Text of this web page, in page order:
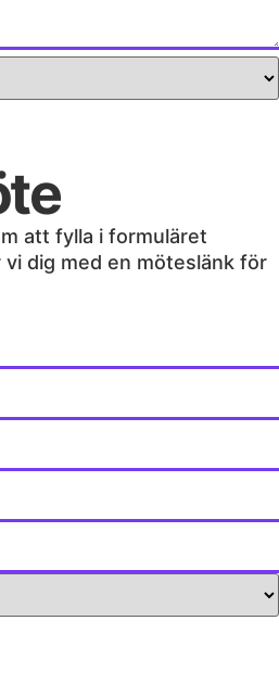
att fylla i formuläret
dig med en möteslänk för